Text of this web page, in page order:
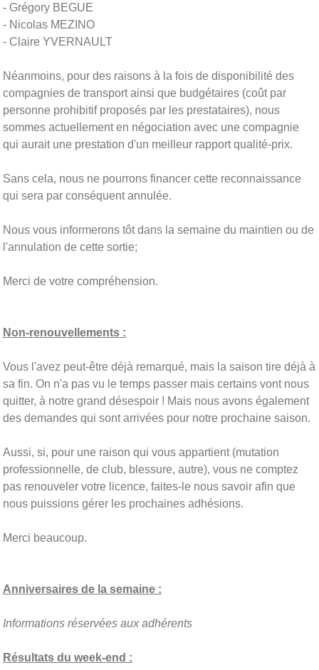
- Grégory BEGUE
- Nicolas MEZINO
- Claire YVERNAULT
Néanmoins, pour des raisons à la fois de disponibilité des
compagnies de transport ainsi que budgétaires (coût par
personne prohibitif proposés par les prestataires), nous
sommes actuellement en négociation avec une compagnie
qui aurait une prestation d'un meilleur rapport qualité-prix.
Sans cela, nous ne pourrons financer cette reconnaissance
qui sera par conséquent annulée.
Nous vous informerons tôt dans la semaine du maintien ou de
l'annulation de cette sortie;
Merci de votre compréhension.
Non-renouvellements :
Vous l'avez peut-être déjà remarqué, mais la saison tire déjà à
sa fin. On n'a pas vu le temps passer mais certains vont nous
quitter, à notre grand désespoir ! Mais nous avons également
des demandes qui sont arrivées pour notre prochaine saison.
Aussi, si, pour une raison qui vous appartient (mutation
professionnelle, de club, blessure, autre), vous ne comptez
pas renouveler votre licence, faites-le nous savoir afin que
nous puissions gérer les prochaines adhésions.
Merci beaucoup.
Anniversaires de la semaine :
Informations réservées aux adhérents
Résultats du week-end :